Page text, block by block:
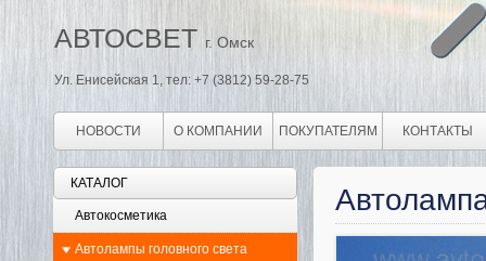
АВТОСВЕТ г. Омск
Ул. Енисейская 1, тел: +7 (3812) 59-28-75
НОВОСТИ О КОМПАНИИ ПОКУПАТЕЛЯМ КОНТАКТЫ
КАТАЛОГ
Автокосметика
Автолампы головного света